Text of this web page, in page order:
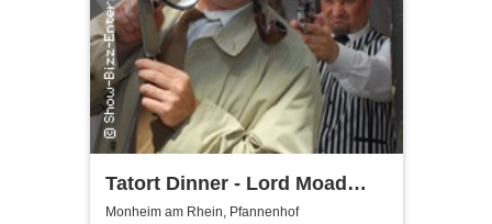
Tatort Dinner - Lord Moad
lässt bitten!
Monheim am Rhein, Pfannenhof